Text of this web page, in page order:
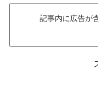
記事内に広告が